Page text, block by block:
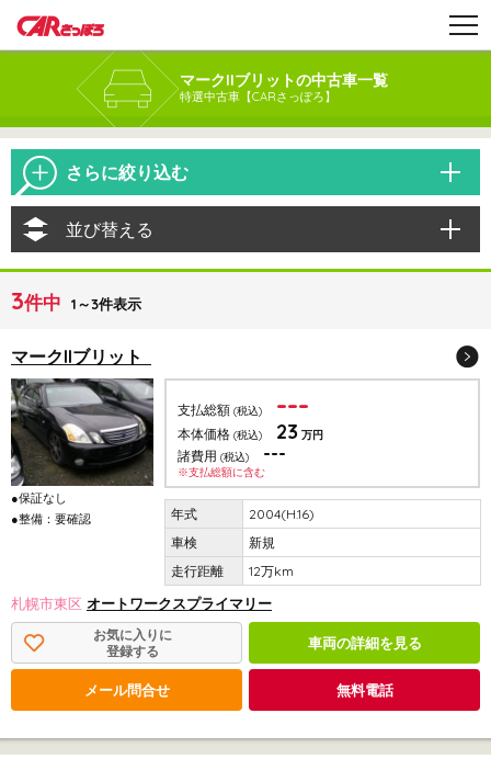
マークIIブリットの中古車一覧
特選中古車【CARさっぽろ】
さらに絞り込む
並び替える
3件中 1～3件表示
マークIIブリット
●保証なし
●整備：要確認
支払総額 (税込) ---
本体価格 (税込) 23 万円
諸費用 (税込) ---
※支払総額に含む
2004(H.16)
新規
12万km
札幌市東区 オートワークスプライマリー
お気に入りに
登録する
車両の詳細を見る
メール問合せ 無料電話